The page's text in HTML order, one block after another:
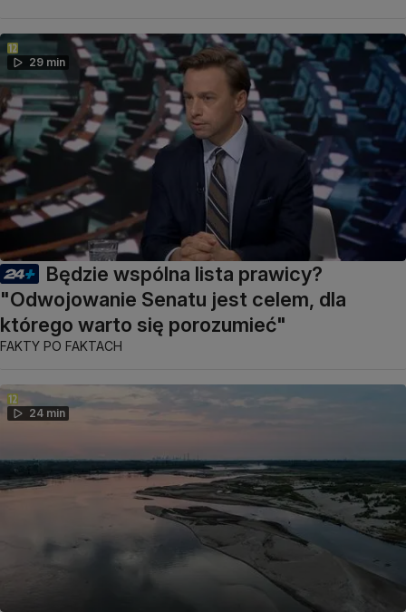
29 min
Będzie wspólna lista prawicy?
"Odwojowanie Senatu jest celem, dla
którego warto się porozumieć"
FAKTY PO FAKTACH
24 min